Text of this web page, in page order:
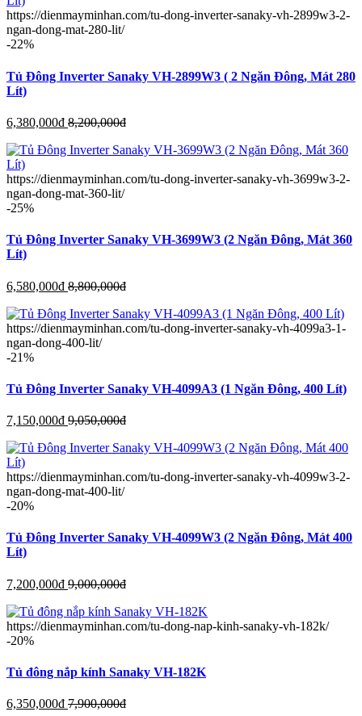
https://dienmayminhan.com/tu-dong-inverter-sanaky-vh-2899w3-2-
ngan-dong-mat-280-lit/
-22%
Tủ Đông Inverter Sanaky VH-2899W3 ( 2 Ngăn Đông, Mát 280
Lít)
6,380,000đ 8,200,000đ
https://dienmayminhan.com/tu-dong-inverter-sanaky-vh-3699w3-2-
ngan-dong-mat-360-lit/
-25%
Tủ Đông Inverter Sanaky VH-3699W3 (2 Ngăn Đông, Mát 360
Lít)
6,580,000đ 8,800,000đ
https://dienmayminhan.com/tu-dong-inverter-sanaky-vh-4099a3-1-
ngan-dong-400-lit/
-21%
Tủ Đông Inverter Sanaky VH-4099A3 (1 Ngăn Đông, 400 Lít)
7,150,000đ 9,050,000đ
https://dienmayminhan.com/tu-dong-inverter-sanaky-vh-4099w3-2-
ngan-dong-mat-400-lit/
-20%
Tủ Đông Inverter Sanaky VH-4099W3 (2 Ngăn Đông, Mát 400
Lít)
7,200,000đ 9,000,000đ
https://dienmayminhan.com/tu-dong-nap-kinh-sanaky-vh-182k/
-20%
Tủ đông nắp kính Sanaky VH-182K
6,350,000đ 7,900,000đ